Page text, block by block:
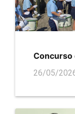
Concurso
26/05/